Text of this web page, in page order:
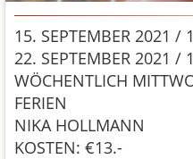
15. SEPTEMBER 2021 /
22. SEPTEMBER 2021 /
WÖCHENTLICH
ERIEN
NIKA HOLLMANN
KOSTEN: €13.-